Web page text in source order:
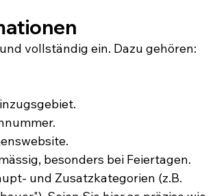
vollständig ein. Dazu gehören:
besonders bei Feiertagen.
und Zusatzkategorien (z.B.